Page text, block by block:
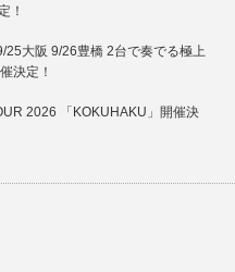
！
25大阪 9/26豊橋 2台で奏でる極上
決定！
2026 「KOKUHAKU」開催決